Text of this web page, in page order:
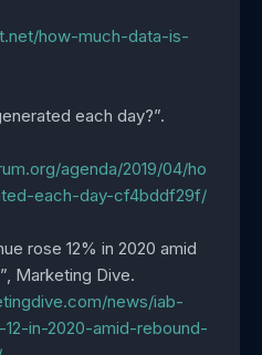
how-much-data-is-
each day?”.
agenda/2019/04/ho
each-day-cf4bddf29f/
rose 12% in 2020 amid
Marketing Dive.
news/iab-
in-2020-amid-rebound-